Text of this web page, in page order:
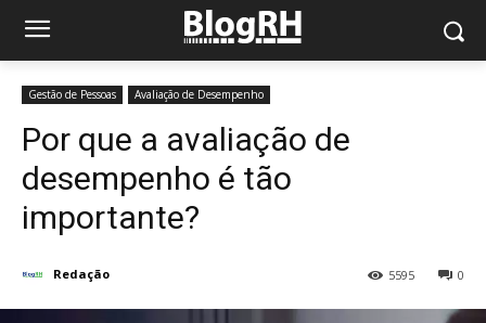
Gestão de Pessoas Avaliação de Desempenho
Por que a avaliação de
desempenho é tão
importante?
Redação 0
5595